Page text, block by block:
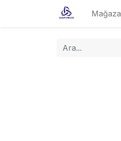
Mağaza